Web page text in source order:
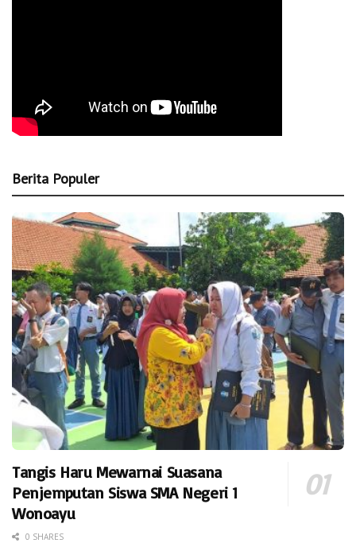
Berita Populer
Tangis Haru Mewarnai Suasana
Penjemputan Siswa SMA Negeri 1
Wonoayu
0 SHARES